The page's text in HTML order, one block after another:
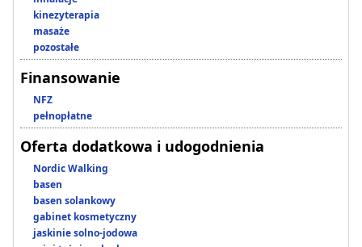
kinezyterapia
masaże
pozostałe
Finansowanie
NFZ
pełnopłatne
Oferta dodatkowa i udogodnienia
Nordic Walking
basen
basen solankowy
gabinet kosmetyczny
jaskinie solno-jodowa